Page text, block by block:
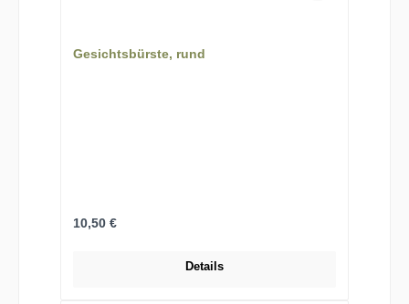
Gesichtsbürste, rund
Regulärer Preis:
10,50 €
Details